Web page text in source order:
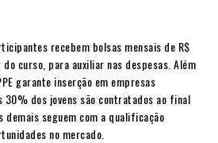
recebem bolsas mensais de R$
curso, para auxiliar nas despesas. Além
garante inserção em empresas
30% dos jovens são contratados ao final
demais seguem com a qualificação
no mercado.